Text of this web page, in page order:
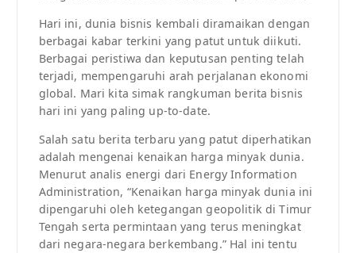
Hari ini, dunia bisnis kembali diramaikan dengan
berbagai kabar terkini yang patut untuk diikuti.
Berbagai peristiwa dan keputusan penting telah
terjadi, mempengaruhi arah perjalanan ekonomi
global. Mari kita simak rangkuman berita bisnis
hari ini yang paling up-to-date.
Salah satu berita terbaru yang patut diperhatikan
adalah mengenai kenaikan harga minyak dunia.
Menurut analis energi dari Energy Information
Administration, “Kenaikan harga minyak dunia ini
dipengaruhi oleh ketegangan geopolitik di Timur
Tengah serta permintaan yang terus meningkat
dari negara-negara berkembang.” Hal ini tentu